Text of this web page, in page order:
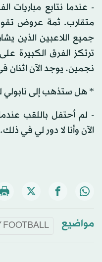
- عندما نتابع مباريات
متقارب. ثمة عروض
جميع اللاعبين الذين
ترتكز الفرق الكبيرة
نجمين. يوجد الآن اثنان
* هل ستذهب إلى نابولي
- لم أحتفل باللقب
الآن وأنا لا دور لي في ذلك.
مواضيع FOOTBALL